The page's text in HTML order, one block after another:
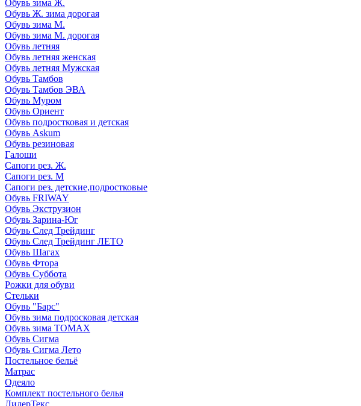
Обувь зима Ж.
Обувь Ж. зима дорогая
Обувь зима М.
Обувь зима М. дорогая
Обувь летняя
Обувь летняя женская
Обувь летняя Мужская
Обувь Тамбов
Обувь Тамбов ЭВА
Обувь Муром
Обувь Ориент
Обувь подростковая и детская
Обувь Askum
Обувь резиновая
Галоши
Сапоги рез. Ж.
Сапоги рез. М
Сапоги рез. детские,подростковые
Обувь FRIWAY
Обувь Экструзион
Обувь Зарина-Юг
Обувь След Трейдинг
Обувь След Трейдинг ЛЕТО
Обувь Шагах
Обувь Фтора
Обувь Суббота
Рожки для обуви
Стельки
Обувь "Барс"
Обувь зима подросковая детская
Обувь зима ТОМАХ
Обувь Сигма
Обувь Сигма Лето
Постельное бельё
Матрас
Одеяло
Комплект постельного белья
ЛидерТекс